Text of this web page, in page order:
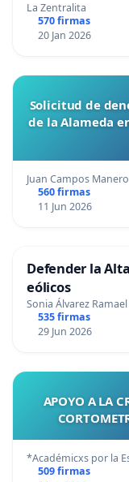
La Zentralita
570 firmas
20 Jan 2026
Solicitud de
de la Alameda
Juan Campos Manero
560 firmas
11 Jun 2026
Defender la
eólicos
Sonia Álvarez Ramael
535 firmas
29 Jun 2026
APOYO A LA
*Académicxs por la
509 firmas